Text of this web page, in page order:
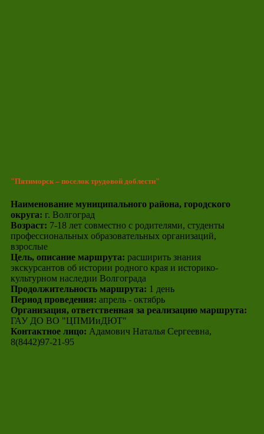
"Пятиморск – поселок трудовой доблести"
Наименование муниципального района, городского
округа: г. Волгоград
Возраст: 7-18 лет совместно с родителями, студенты
профессиональных образовательных организаций,
взрослые
Цель, описание маршрута: расширить знания
экскурсантов об истории родного края и историко-
культурном наследии Волгограда
Продолжительность маршрута: 1 день
Период проведения: апрель - октябрь
Организация, ответственная за реализацию маршрута:
ГАУ ДО ВО "ЦПМИиДЮТ"
Контактное лицо: Адамович Наталья Сергеевна,
8(8442)97-21-95